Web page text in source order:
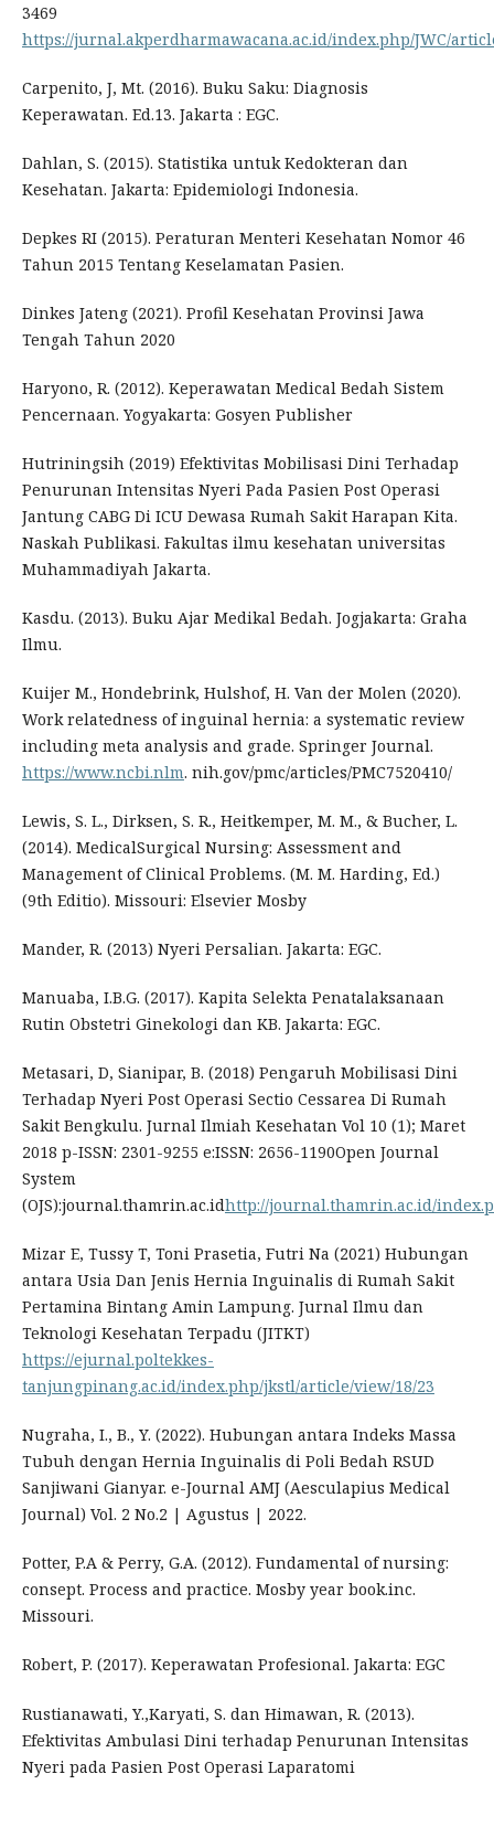
3469
https://jurnal.akperdharmawacana.ac.id/index.php/JWC/
Carpenito, J, Mt. (2016). Buku Saku: Diagnosis
Keperawatan. Ed.13. Jakarta : EGC.
Dahlan, S. (2015). Statistika untuk Kedokteran dan
Kesehatan. Jakarta: Epidemiologi Indonesia.
Depkes RI (2015). Peraturan Menteri Kesehatan Nomor 46
Tahun 2015 Tentang Keselamatan Pasien.
Dinkes Jateng (2021). Profil Kesehatan Provinsi Jawa
Tengah Tahun 2020
Haryono, R. (2012). Keperawatan Medical Bedah Sistem
Pencernaan. Yogyakarta: Gosyen Publisher
Hutriningsih (2019) Efektivitas Mobilisasi Dini Terhadap
Penurunan Intensitas Nyeri Pada Pasien Post Operasi
Jantung CABG Di ICU Dewasa Rumah Sakit Harapan Kita.
Naskah Publikasi. Fakultas ilmu kesehatan universitas
Muhammadiyah Jakarta.
Kasdu. (2013). Buku Ajar Medikal Bedah. Jogjakarta: Graha
Ilmu.
Kuijer M., Hondebrink, Hulshof, H. Van der Molen (2020).
Work relatedness of inguinal hernia: a systematic review
including meta analysis and grade. Springer Journal.
https://www.ncbi.nlm. nih.gov/pmc/articles/PMC7520410/
Lewis, S. L., Dirksen, S. R., Heitkemper, M. M., & Bucher, L.
(2014). MedicalSurgical Nursing: Assessment and
Management of Clinical Problems. (M. M. Harding, Ed.)
(9th Editio). Missouri: Elsevier Mosby
Mander, R. (2013) Nyeri Persalian. Jakarta: EGC.
Manuaba, I.B.G. (2017). Kapita Selekta Penatalaksanaan
Rutin Obstetri Ginekologi dan KB. Jakarta: EGC.
Metasari, D, Sianipar, B. (2018) Pengaruh Mobilisasi Dini
Terhadap Nyeri Post Operasi Sectio Cessarea Di Rumah
Sakit Bengkulu. Jurnal Ilmiah Kesehatan Vol 10 (1); Maret
2018 p-ISSN: 2301-9255 e:ISSN: 2656-1190Open Journal
System
(OJS):journal.thamrin.ac.idhttp://journal.thamrin.ac.id/
Mizar E, Tussy T, Toni Prasetia, Futri Na (2021) Hubungan
antara Usia Dan Jenis Hernia Inguinalis di Rumah Sakit
Pertamina Bintang Amin Lampung. Jurnal Ilmu dan
Teknologi Kesehatan Terpadu (JITKT)
https://ejurnal.poltekkes-
tanjungpinang.ac.id/index.php/jkstl/article/view/18/23
Nugraha, I., B., Y. (2022). Hubungan antara Indeks Massa
Tubuh dengan Hernia Inguinalis di Poli Bedah RSUD
Sanjiwani Gianyar. e-Journal AMJ (Aesculapius Medical
Journal) Vol. 2 No.2 | Agustus | 2022.
Potter, P.A & Perry, G.A. (2012). Fundamental of nursing:
consept. Process and practice. Mosby year book.inc.
Missouri.
Robert, P. (2017). Keperawatan Profesional. Jakarta: EGC
Rustianawati, Y.,Karyati, S. dan Himawan, R. (2013).
Efektivitas Ambulasi Dini terhadap Penurunan Intensitas
Nyeri pada Pasien Post Operasi Laparatomi